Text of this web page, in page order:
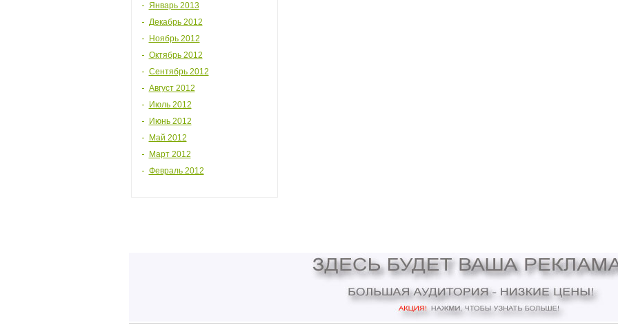
Январь 2013
Декабрь 2012
Ноябрь 2012
Октябрь 2012
Сентябрь 2012
Август 2012
Июль 2012
Июнь 2012
Май 2012
Март 2012
Февраль 2012